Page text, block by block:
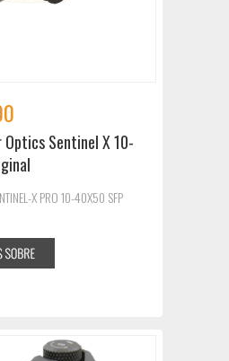
Sentinel X 10-
X PRO 10-40X50 SFP